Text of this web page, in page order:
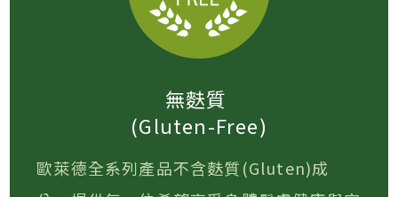
無麩質
(Gluten-Free)
歐萊德全系列產品不含麩質(Gluten)成